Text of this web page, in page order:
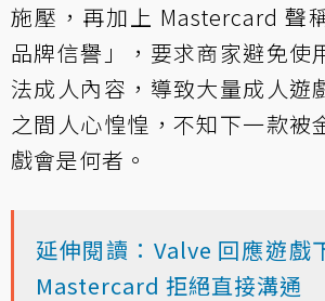
施壓，再加上 Mastercard 聲
品牌信譽」，要求商家避免使
法成人內容，導致大量成人遊
之間人心惶惶，不知下一款被
戲會是何者。
延伸閱讀：Valve 回應遊戲
Mastercard 拒絕直接溝通